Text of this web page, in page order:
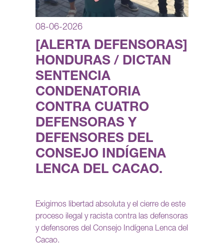
08-06-2026
[ALERTA DEFENSORAS]
HONDURAS / DICTAN
SENTENCIA
CONDENATORIA
CONTRA CUATRO
DEFENSORAS Y
DEFENSORES DEL
CONSEJO INDÍGENA
LENCA DEL CACAO.
Exigimos libertad absoluta y el cierre de este
proceso ilegal y racista contra las defensoras
y defensores del Consejo Indígena Lenca del
Cacao.